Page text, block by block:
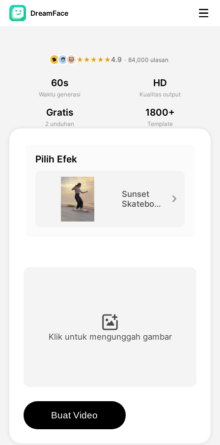
DreamFace
Avatar Video
Video AI
Foto AI
Lihat Semua Template
Blog
🐕 🧑 🐱 ★★★★★4.9 · 84,000 ulasan
60s
Waktu generasi
HD
Kualitas output
Gratis
2 unduhan
1800+
Template
Pilih Efek
Sunset
Skateboar
Klik untuk mengunggah gambar
Buat Video